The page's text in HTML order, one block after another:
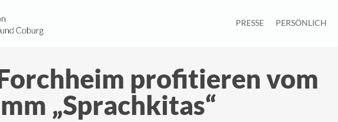
PRESSE PERSÖNLICH
profitieren vom
„Sprachkitas“